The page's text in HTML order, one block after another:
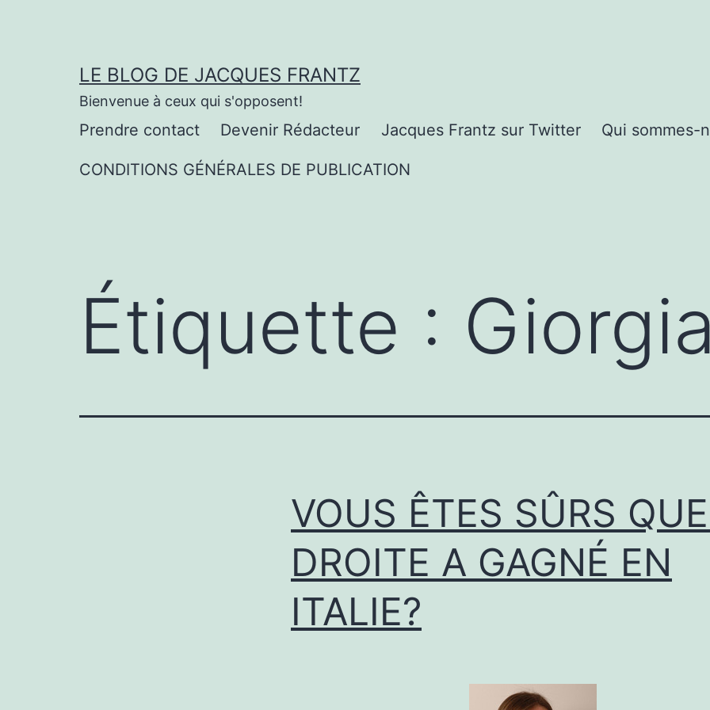
LE BLOG DE JACQUES FRANTZ
Bienvenue à ceux qui s'opposent!
Prendre contact Devenir Rédacteur Jacques Frantz sur Twitter Qui sommes-
CONDITIONS GÉNÉRALES DE PUBLICATION
Étiquette :
VOUS ÊTES SÛRS
DROITE A GAGNÉ EN
ITALIE?